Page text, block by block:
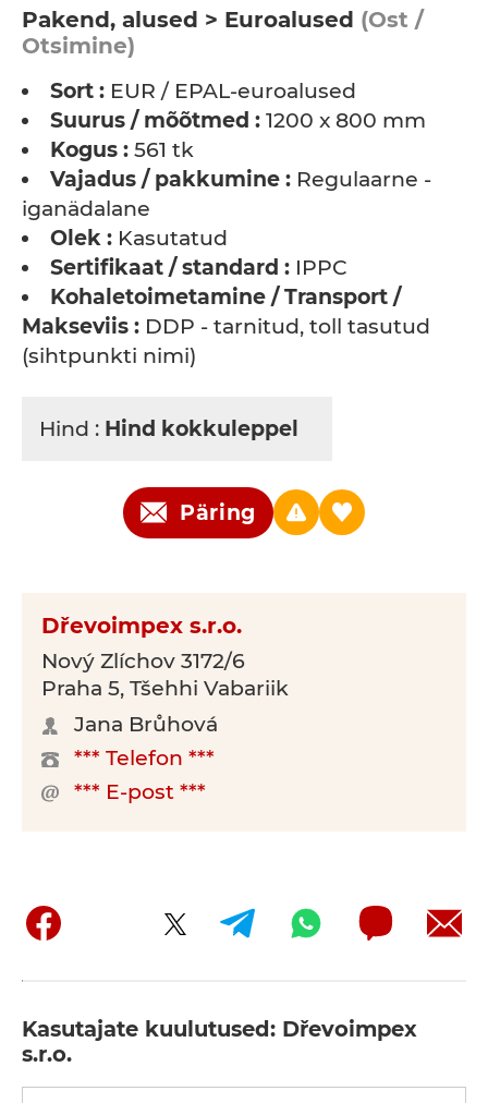
Pakend, alused > Euroalused (Ost /
Otsimine)
Sort : EUR / EPAL-euroalused
Suurus / mõõtmed : 1200 x 800 mm
Kogus : 561 tk
Vajadus / pakkumine : Regulaarne -
iganädalane
Olek : Kasutatud
Sertifikaat / standard : IPPC
Kohaletoimetamine / Transport /
Makseviis : DDP - tarnitud, toll tasutud
(sihtpunkti nimi)
Hind : Hind kokkuleppel
Päring
Dřevoimpex s.r.o.
Nový Zlíchov 3172/6
Praha 5, Tšehhi Vabariik
Jana Brůhová
*** Telefon ***
*** E-post ***
Kasutajate kuulutused: Dřevoimpex
s.r.o.